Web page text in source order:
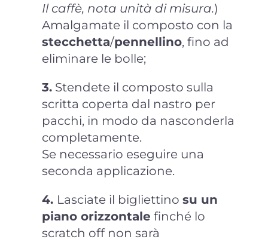
Il caffè, nota unità di misura.)
Amalgamate il composto con la
stecchetta/pennellino, fino ad
eliminare le bolle;
3. Stendete il composto sulla
scritta coperta dal nastro per
pacchi, in modo da nasconderla
completamente.
Se necessario eseguire una
seconda applicazione.
4. Lasciate il bigliettino su un
piano orizzontale finché lo
scratch off non sarà